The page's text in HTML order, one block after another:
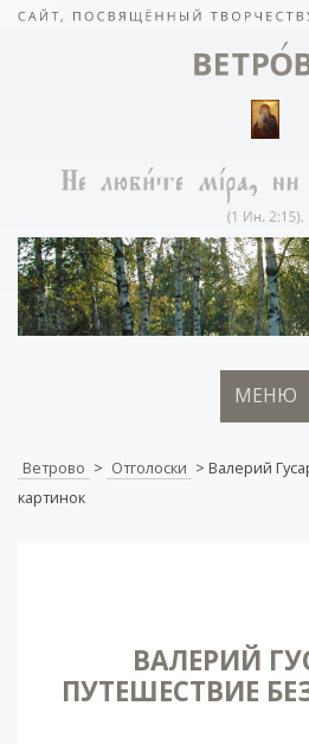
МЕНЮ
Ветрово > Отголоски > Валерий
картинок
ВАЛЕРИЙ
ПУТЕШЕСТВИЕ